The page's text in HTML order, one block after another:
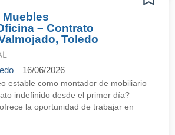
– Contrato
Toledo
16/06/2026
estable como montador de mobiliario
indefinido desde el primer día?
la oportunidad de trabajar en